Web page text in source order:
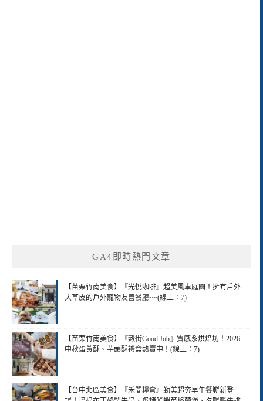
GA4即時熱門文章
【苗栗竹南美食】『光悅咖啡』超美風車庭園！擁有戶外
大草皮的戶外寵物友善餐廳~~(線上：7)
【苗栗竹南美食】『穀街Good Job』質感系烘焙坊！2026
中秋蛋黃酥、芋頭酥禮盒熱賣中！(線上：7)
【台中北區美食】『禾間糧倉』勤美超夯早午餐嶄新登